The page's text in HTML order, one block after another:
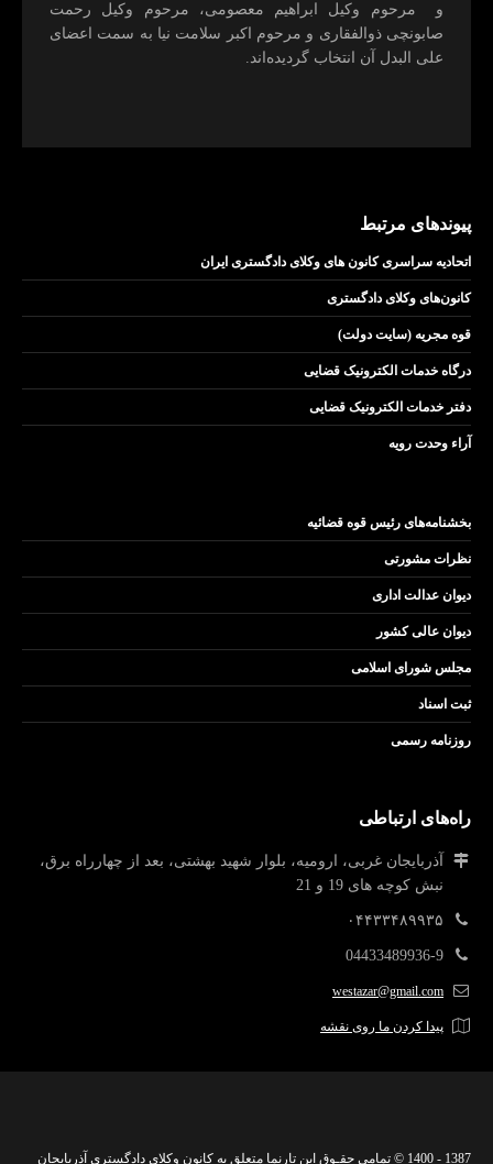
و مرحوم وکیل ابراهيم معصومی، مرحوم وکیل رحمت
صابونچی ذوالفقاری و مرحوم اكبر سلامت نيا به سمت اعضای
علی البدل آن انتخاب گرديده‌اند.
پیوندهای مرتبط
اتحادیه سراسری کانون های وکلای دادگستری ایران
کانون‌های وکلای دادگستری
قوه مجریه (سایت دولت)
درگاه خدمات الکترونیک قضایی
دفتر خدمات الکترونیک قضایی
آراء وحدت رویه
بخشنامه‌های رئیس قوه قضائیه
نظرات مشورتی
دیوان عدالت اداری
دیوان عالی کشور
مجلس شورای اسلامی
ثبت اسناد
روزنامه رسمی
راه‌های ارتباطی
آذربایجان غربی، ارومیه، بلوار شهید بهشتی، بعد از چهارراه برق،
نبش کوچه های 19 و 21
۰۴۴۳۳۴۸۹۹۳۵
04433489936-9
westazar@gmail.com
پیدا کردن ما روی نقشه
1387 - 1400 © تمامی حقـوق این تارنما متعلق به کانون وکلای دادگستری آذربایجان